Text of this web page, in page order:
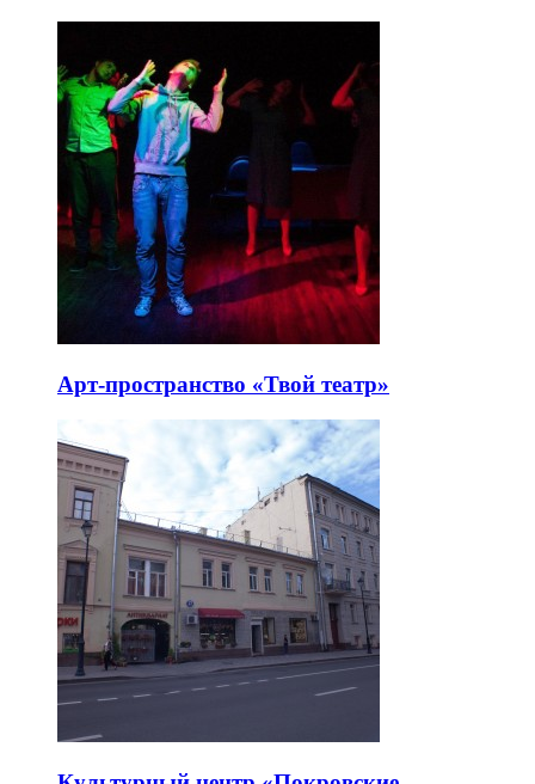
Арт-пространство «Твой театр»